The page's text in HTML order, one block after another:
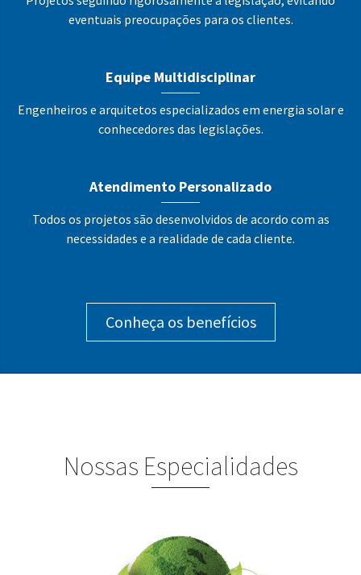
eventuais preocupações para os clientes.
Equipe Multidisciplinar
Engenheiros e arquitetos especializados em energia solar e
conhecedores das legislações.
Atendimento Personalizado
Todos os projetos são desenvolvidos de acordo com as
necessidades e a realidade de cada cliente.
Conheça os benefícios
Nossas Especialidades